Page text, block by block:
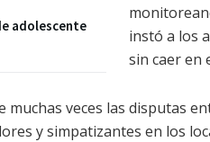
adolescente
instó a los
sin caer en
muchas veces las disputas
y simpatizantes en los